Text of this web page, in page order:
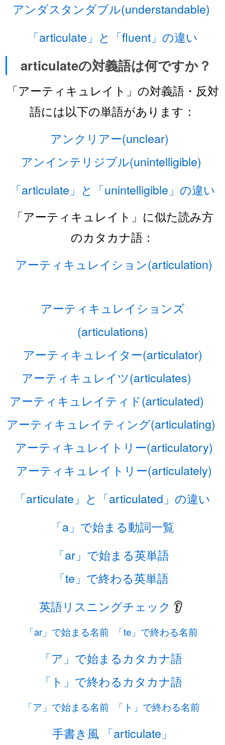
アンダスタンダブル(understandable)
「articulate」と「fluent」の違い
articulateの対義語は何ですか？
「アーティキュレイト」の対義語・反対
語には以下の単語があります：
アンクリアー(unclear)
アンインテリジブル(unintelligible)
「articulate」と「unintelligible」の違い
「アーティキュレイト」に似た読み方
のカタカナ語：
アーティキュレイション(articulation)
アーティキュレイションズ
(articulations)
アーティキュレイター(articulator)
アーティキュレイツ(articulates)
アーティキュレイティド(articulated)
アーティキュレイティング(articulating)
アーティキュレイトリー(articulatory)
アーティキュレイトリー(articulately)
「articulate」と「articulated」の違い
「a」で始まる動詞一覧
「ar」で始まる英単語
「te」で終わる英単語
英語リスニングチェック 👂
「ar」で始まる名前 「te」で終わる名前
「ア」で始まるカタカナ語
「ト」で終わるカタカナ語
「ア」で始まる名前 「ト」で終わる名前
手書き風 「articulate」